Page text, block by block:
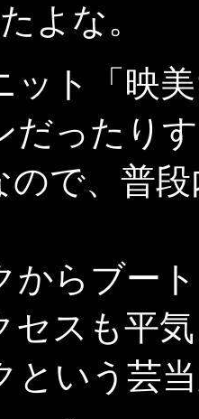
よな。
ット「映
だったり
ので、普
からブー
セスも平
という芸